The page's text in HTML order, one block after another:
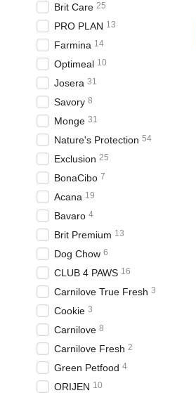
Brit Care 25
PRO PLAN 13
Farmina 14
Optimeal 10
Josera 31
Savory 8
Monge 31
Nature's Protection 54
Exclusion 25
BonaCibo 7
Acana 19
Bavaro 4
Brit Premium 13
Dog Chow 6
CLUB 4 PAWS 16
Carnilove True Fresh 3
Cookie 3
Carnilove 8
Carnilove Fresh 2
Green Petfood 4
ORIJEN 10